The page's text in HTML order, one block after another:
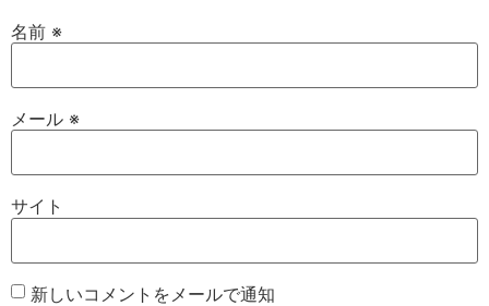
名前 ※
メール ※
サイト
新しいコメントをメールで通知